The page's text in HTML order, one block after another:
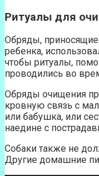
Ритуалы для
Обряды, приносящие
ребенка,
чтобы ритуалы,
проводились во
Обряды очищения
кровную связь с
или бабушка, или
наедине с
Собаки также не
Другие домашние